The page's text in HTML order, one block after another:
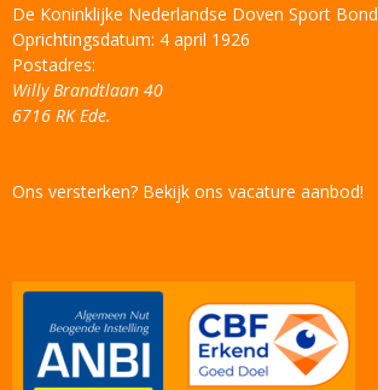
De Koninklijke Nederlandse Doven Sport Bond
Oprichtingsdatum: 4 april 1926
Postadres:
Willy Brandtlaan 40
6716 RK Ede.
Ons versterken? Bekijk ons vacature aanbod!